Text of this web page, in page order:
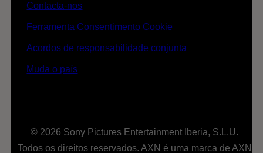
Contacta-nos
Ferramenta Consentimento Cookie
Acordos de responsabilidade conjunta
Muda o país
© 2026 Sony Pictures Entertainment Iberia, S.L.U.
Todos os direitos reservados. AXN é uma marca de AXN